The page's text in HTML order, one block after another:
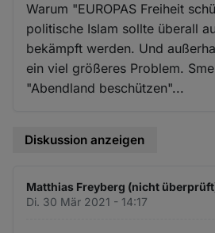
Warum "EUROPAS Freiheit
politische Islam sollte überall
bekämpft werden. Und
ein viel größeres Problem.
"Abendland beschützen"...
Diskussion anzeigen
Matthias Freyberg (nicht
Di. 30 Mär 2021 - 14:17